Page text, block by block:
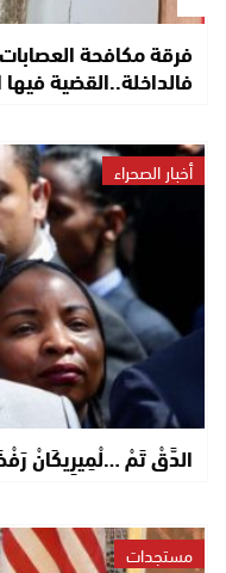
فالداخلة..القضية
أخبار الصحراء
الدَّقْ تَمْ …لْمِيرِيكَانْ
مستجدات